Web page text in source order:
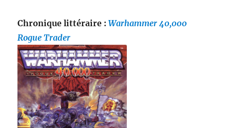
Chronique littéraire :Warhammer 40,000
Rogue Trader